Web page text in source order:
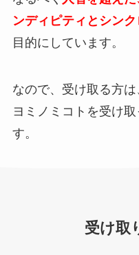
ンディピティとシン
目的にしています。
なので、受け取る方
ヨミノミコトを受け
す。
受け取